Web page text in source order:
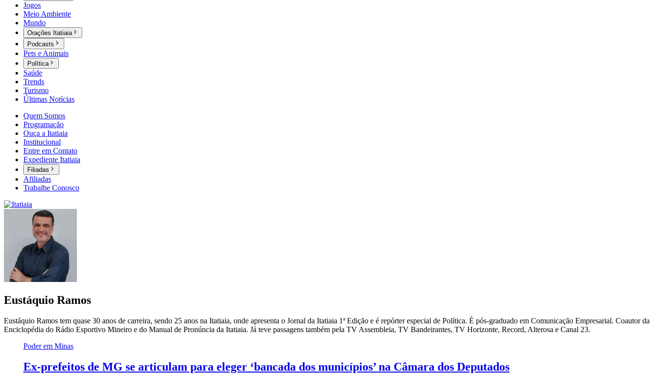
Jogos
Meio Ambiente
Mundo
Orações Itatiaia
Podcasts
Pets e Animais
Política
Saúde
Trends
Turismo
Últimas Notícias
Quem Somos
Programação
Ouça a Itatiaia
Institucional
Entre em Contato
Expediente Itatiaia
Filiadas
Afiliadas
Trabalhe Conosco
Eustáquio Ramos
Eustáquio Ramos tem quase 30 anos de carreira, sendo 25 anos na Itatiaia, onde apresenta o Jornal da Itatiaia 1ª Edição e é repórter especial de Política. É pós-graduado em Comunicação Empresarial. Coautor da
Enciclopédia do Rádio Esportivo Mineiro e do Manual de Pronúncia da Itatiaia. Já teve passagens também pela TV Assembleia, TV Bandeirantes, TV Horizonte, Record, Alterosa e Canal 23.
Poder em Minas
Ex-prefeitos de MG se articulam para eleger ‘bancada dos municípios’ na Câmara dos Deputados